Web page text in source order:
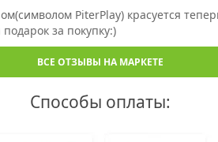
PiterPlay) красуется
за покупку:)
ВСЕ ОТЗЫВЫ НА МАРКЕТЕ
Способы оплаты: